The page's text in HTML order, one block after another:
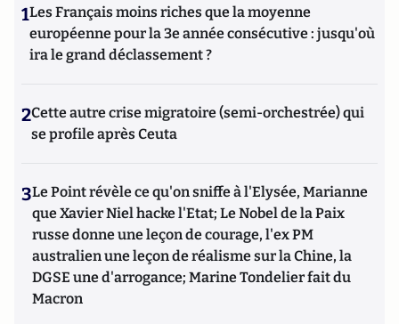
1Les Français moins riches que la moyenne
européenne pour la 3e année consécutive : jusqu'où
ira le grand déclassement ?
2Cette autre crise migratoire (semi-orchestrée) qui
se profile après Ceuta
3Le Point révèle ce qu'on sniffe à l'Elysée, Marianne
que Xavier Niel hacke l'Etat; Le Nobel de la Paix
russe donne une leçon de courage, l'ex PM
australien une leçon de réalisme sur la Chine, la
DGSE une d'arrogance; Marine Tondelier fait du
Macron